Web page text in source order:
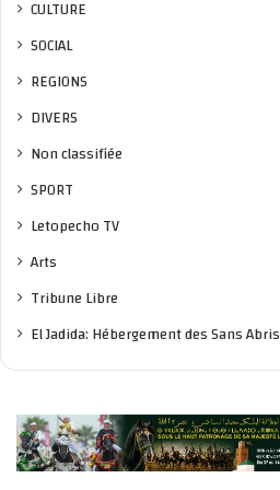
CULTURE
SOCIAL
REGIONS
DIVERS
Non classifiée
SPORT
Letopecho TV
Arts
Tribune Libre
El Jadida: Hébergement des Sans Abris